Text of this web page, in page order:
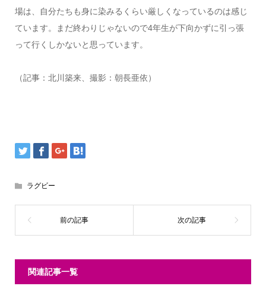
場は、自分たちも身に染みるくらい厳しくなっているのは感じ
ています。まだ終わりじゃないので4年生が下向かずに引っ張
って行くしかないと思っています。
（記事：北川築来、撮影：朝長亜依）
ラグビー
関連記事一覧